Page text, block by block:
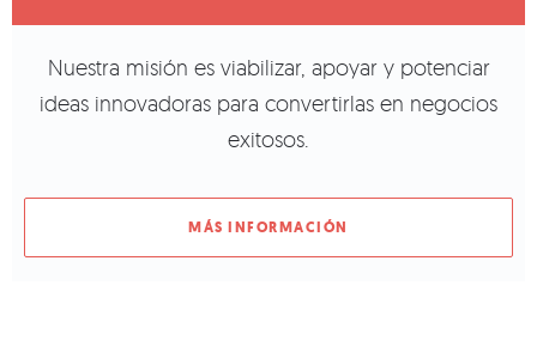
Nuestra misión es viabilizar, apoyar y potenciar
ideas innovadoras para convertirlas en negocios
exitosos.
MÁS INFORMACIÓN